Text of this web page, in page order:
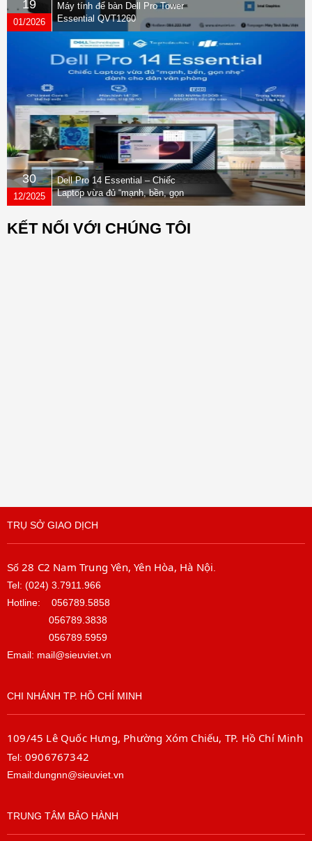
19
01/2026
Máy tính để bàn Dell Pro Tower
Essential QVT1260
30
12/2025
Dell Pro 14 Essential – Chiếc
Laptop vừa đủ “mạnh, bền, gọn
nhẹ” dành cho dân văn phòng
KẾT NỐI VỚI CHÚNG TÔI
TRỤ SỞ GIAO DỊCH
Số 28 C2 Nam Trung Yên, Yên Hòa, Hà Nội
Tel: (024) 3.7911.966
Hotline: 056789.5858
056789.3838
056789.5959
Email: mail@sieuviet.vn
CHI NHÁNH TP. HỒ CHÍ MINH
109/45 Lê Quốc Hưng, Phường Xóm Chiếu, TP. Hồ Chí Minh
Tel: 0906767342
Email:dungnn@sieuviet.vn
TRUNG TÂM BẢO HÀNH